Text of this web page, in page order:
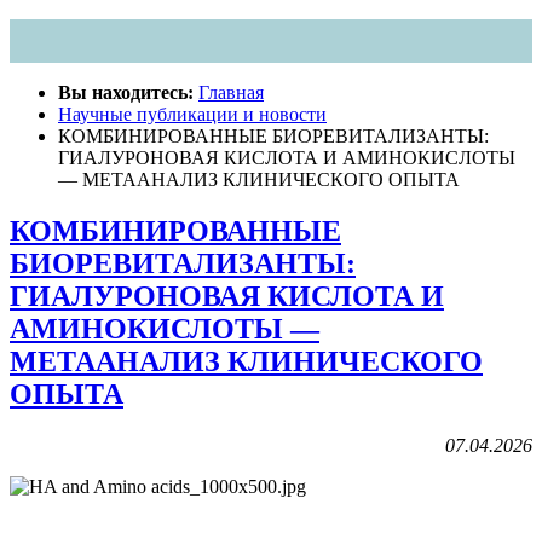
Вы находитесь: Главная
Научные публикации и новости
КОМБИНИРОВАННЫЕ БИОРЕВИТАЛИЗАНТЫ:
ГИАЛУРОНОВАЯ КИСЛОТА И АМИНОКИСЛОТЫ
— МЕТААНАЛИЗ КЛИНИЧЕСКОГО ОПЫТА
КОМБИНИРОВАННЫЕ
БИОРЕВИТАЛИЗАНТЫ:
ГИАЛУРОНОВАЯ КИСЛОТА И
АМИНОКИСЛОТЫ —
МЕТААНАЛИЗ КЛИНИЧЕСКОГО
ОПЫТА
07.04.2026